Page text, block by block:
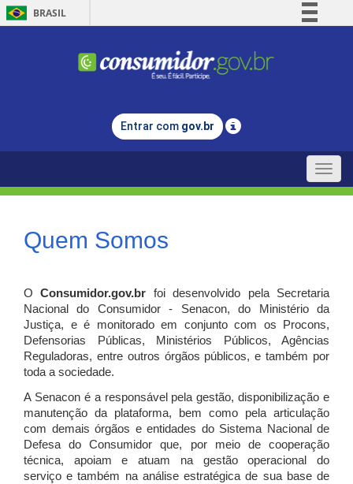
BRASIL
Comunica BR
Legislação
Entrar com gov.br
Toggle
Quem Somos
OConsumidor.gov.br
foi desenvolvido pela Secretaria
Nacional do Consumidor - Senacon, do Ministério da
Justiça, e é monitorado em conjunto com os Procons,
Defensorias Públicas, Ministérios Públicos, Agências
Reguladoras, entre outros órgãos públicos, e também por
toda a sociedade.
A Senacon é a responsável pela gestão, disponibilização e
manutenção da plataforma, bem como pela articulação
com demais órgãos e entidades do Sistema Nacional de
Defesa do Consumidor que, por meio de cooperação
técnica, apoiam e atuam na gestão operacional do
serviço e também na análise estratégica de sua base de